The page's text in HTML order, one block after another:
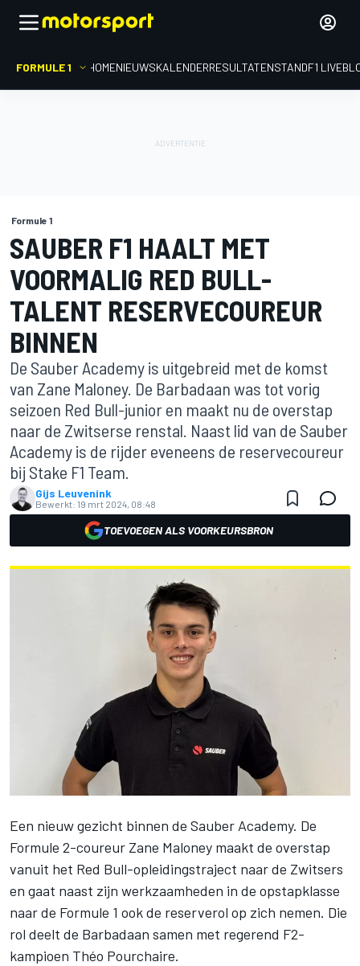
FORMULE 1 HOMENIEUWSKALENDERRESULTATENSTANDF1
Formule 1
SAUBER F1 HAALT MET
VOORMALIG RED BULL-
TALENT RESERVECOUREUR
BINNEN
De Sauber Academy is uitgebreid met de komst
van Zane Maloney. De Barbadaan was tot vorig
seizoen Red Bull-junior en maakt nu de overstap
naar de Zwitserse renstal. Naast lid van de Sauber
Academy is de rijder eveneens de reservecoureur
bij Stake F1 Team.
Gijs Leuvenink
Bewerkt: 19 mrt 2024, 08:48
TOEVOEGEN ALS VOORKEURSBRON
Een nieuw gezicht binnen de Sauber Academy. De
Formule 2-coureur Zane Maloney maakt de overstap
vanuit het Red Bull-opleidingstraject naar de Zwitsers
en gaat naast zijn werkzaamheden in de opstapklasse
naar de Formule 1 ook de reserverol op zich nemen. Die
rol deelt de Barbadaan samen met regerend F2-
kampioen Théo Pourchaire.